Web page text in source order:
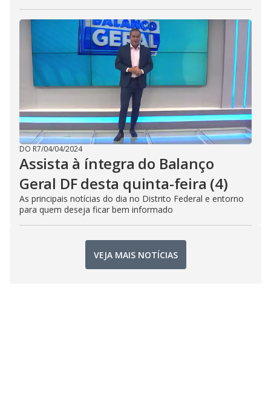
DO R7/04/04/2024
Assista à íntegra do Balanço
Geral DF desta quinta-feira (4)
As principais notícias do dia no Distrito Federal e entorno
para quem deseja ficar bem informado
VEJA MAIS NOTÍCIAS